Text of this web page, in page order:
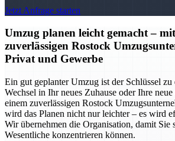
Jetzt Anfrage starten
Umzug planen leicht gemacht –
zuverlässigen Rostock
Privat und Gewerbe
Ein gut geplanter Umzug ist der Schlüssel zu
Wechsel in Ihr neues Zuhause oder Ihre
einem zuverlässigen Rostock
wird das Planen nicht nur leichter – es wird
Wir übernehmen die Organisation, damit Sie
Wesentliche konzentrieren können.